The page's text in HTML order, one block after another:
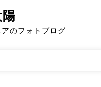
のフォトブログ